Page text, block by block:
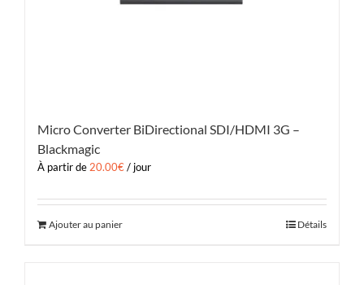
Micro Converter BiDirectional SDI/HDMI 3G –
Blackmagic
À partir de20.00€/ jour
Ajouter au panier Détails